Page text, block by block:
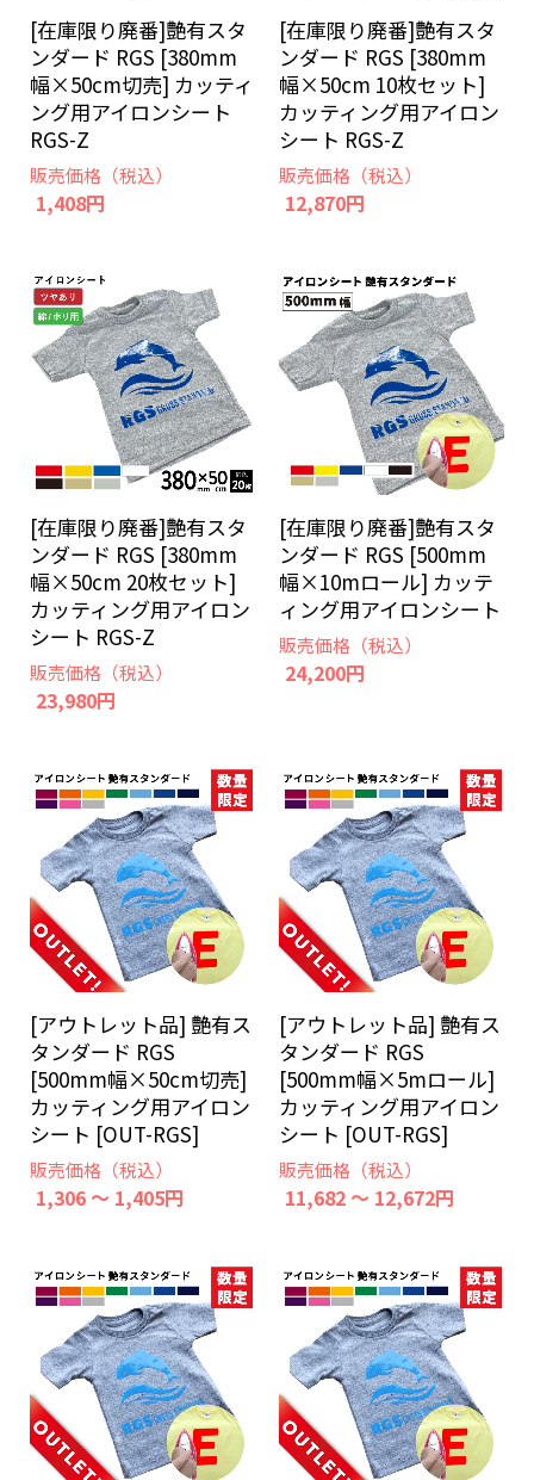
[在庫限り廃番]艶有スタ
ンダード RGS [380mm
幅×50cm切売] カッティ
ング用アイロンシート
RGS-Z
販売価格（税込）
1,408円
[在庫限り廃番]艶有スタ
ンダード RGS [380mm
幅×50cm 10枚セット]
カッティング用アイロン
シート RGS-Z
販売価格（税込）
12,870円
[在庫限り廃番]艶有スタ
ンダード RGS [380mm
幅×50cm 20枚セット]
カッティング用アイロン
シート RGS-Z
販売価格（税込）
23,980円
[在庫限り廃番]艶有スタ
ンダード RGS [500mm
幅×10mロール] カッテ
ィング用アイロンシート
販売価格（税込）
24,200円
[アウトレット品] 艶有ス
タンダード RGS
[500mm幅×50cm切売]
カッティング用アイロン
シート [OUT-RGS]
販売価格（税込）
1,306 ～ 1,405円
[アウトレット品] 艶有ス
タンダード RGS
[500mm幅×5mロール]
カッティング用アイロン
シート [OUT-RGS]
販売価格（税込）
11,682 ～ 12,672円